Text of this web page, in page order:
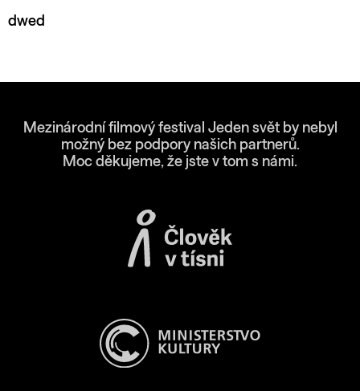
dwed
Mezinárodní filmový festival Jeden svět by nebyl
možný bez podpory našich partnerů.
Moc děkujeme, že jste v tom s námi.